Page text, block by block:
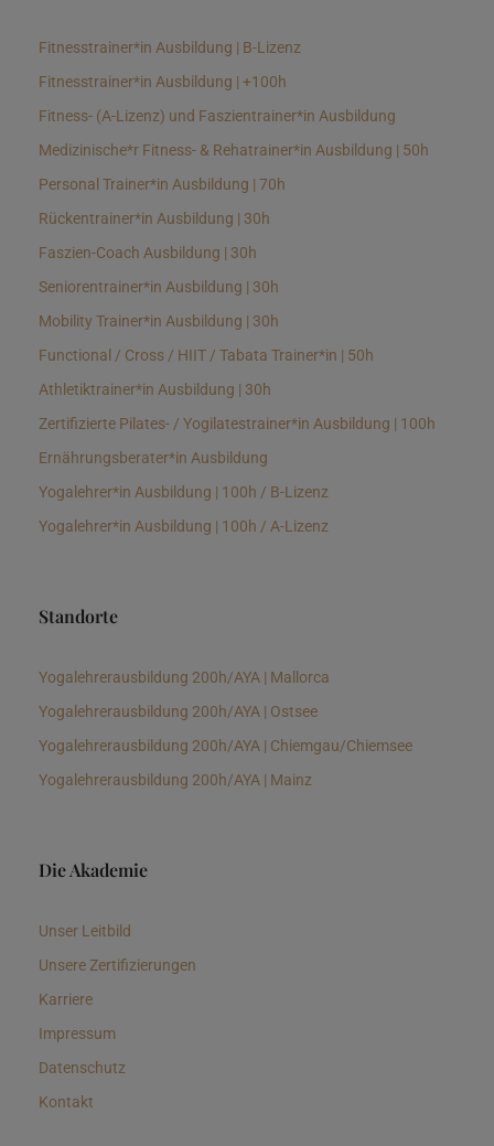
Fitnesstrainer*in Ausbildung | B-Lizenz
Fitnesstrainer*in Ausbildung | +100h
Fitness- (A-Lizenz) und Faszientrainer*in Ausbildung
Medizinische*r Fitness- & Rehatrainer*in Ausbildung | 50h
Personal Trainer*in Ausbildung | 70h
Rückentrainer*in Ausbildung | 30h
Faszien-Coach Ausbildung | 30h
Seniorentrainer*in Ausbildung | 30h
Mobility Trainer*in Ausbildung | 30h
Functional / Cross / HIIT / Tabata Trainer*in | 50h
Athletiktrainer*in Ausbildung | 30h
Zertifizierte Pilates- / Yogilatestrainer*in Ausbildung | 100h
Ernährungsberater*in Ausbildung
Yogalehrer*in Ausbildung | 100h / B-Lizenz
Yogalehrer*in Ausbildung | 100h / A-Lizenz
Standorte
Yogalehrerausbildung 200h/AYA | Mallorca
Yogalehrerausbildung 200h/AYA | Ostsee
Yogalehrerausbildung 200h/AYA | Chiemgau/Chiemsee
Yogalehrerausbildung 200h/AYA | Mainz
Die Akademie
Unser Leitbild
Unsere Zertifizierungen
Karriere
Impressum
Datenschutz
Kontakt